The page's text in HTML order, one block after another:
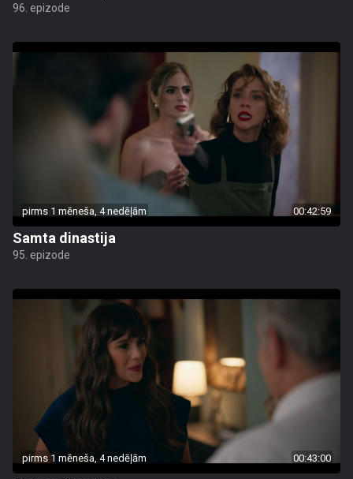
96. epizode
pirms 1 mēneša, 4 nedēļām 00:42:59
Samta dinastija
95. epizode
pirms 1 mēneša, 4 nedēļām 00:43:00